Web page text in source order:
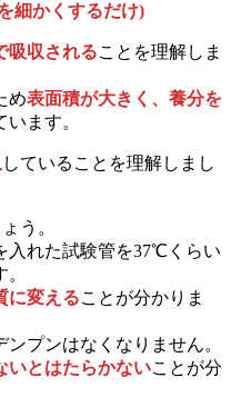
細かくするだけ)
吸収されることを理解しま
め表面積が大きく、養分を
ます。
していることを理解しまし
う。
れた試験管を37℃くらい
に変えることが分かりま
プンはなくなりません。
いとはたらかないことが分